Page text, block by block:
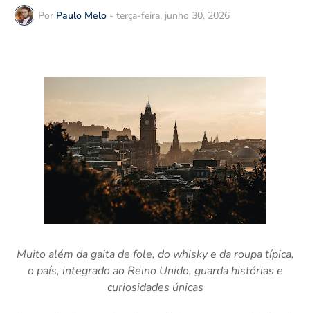
Por Paulo Melo - terça-feira, junho 30, 2026
Muito além da gaita de fole, do whisky e da roupa típica,
o país, integrado ao Reino Unido, guarda histórias e
curiosidades únicas